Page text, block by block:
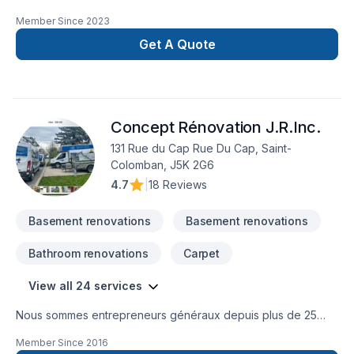
comfort pour votre maison.
Member Since 2023
Get A Quote
Concept Rénovation J.R.Inc.
131 Rue du Cap Rue Du Cap, Saint-
Colomban, J5K 2G6
4.7
18 Reviews
Basement renovations Basement renovations
Bathroom renovations Carpet
View all 24 services
Nous sommes entrepreneurs généraux depuis plus de 25
réputation solide dans le domaine de la rénovation
Member Since 2016